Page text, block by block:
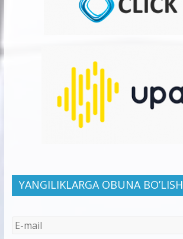
YANGILIKLARGA OBUNA BO’LISH